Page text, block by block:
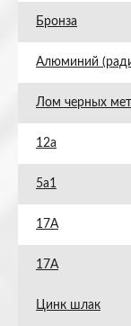
Бронза
Алюминий
Лом черных
12а
5а1
17А
17А
Цинк шлак